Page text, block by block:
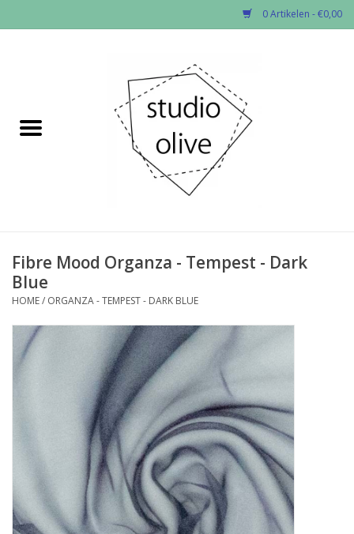
0 Artikelen - €0,00
✂︎Nieuw
Fournituren
Patronen
Workshops
Studio Olive inspireert....
Fibre Mood Organza - Tempest - Dark
Blue
HOME/ ORGANZA - TEMPEST - DARK BLUE